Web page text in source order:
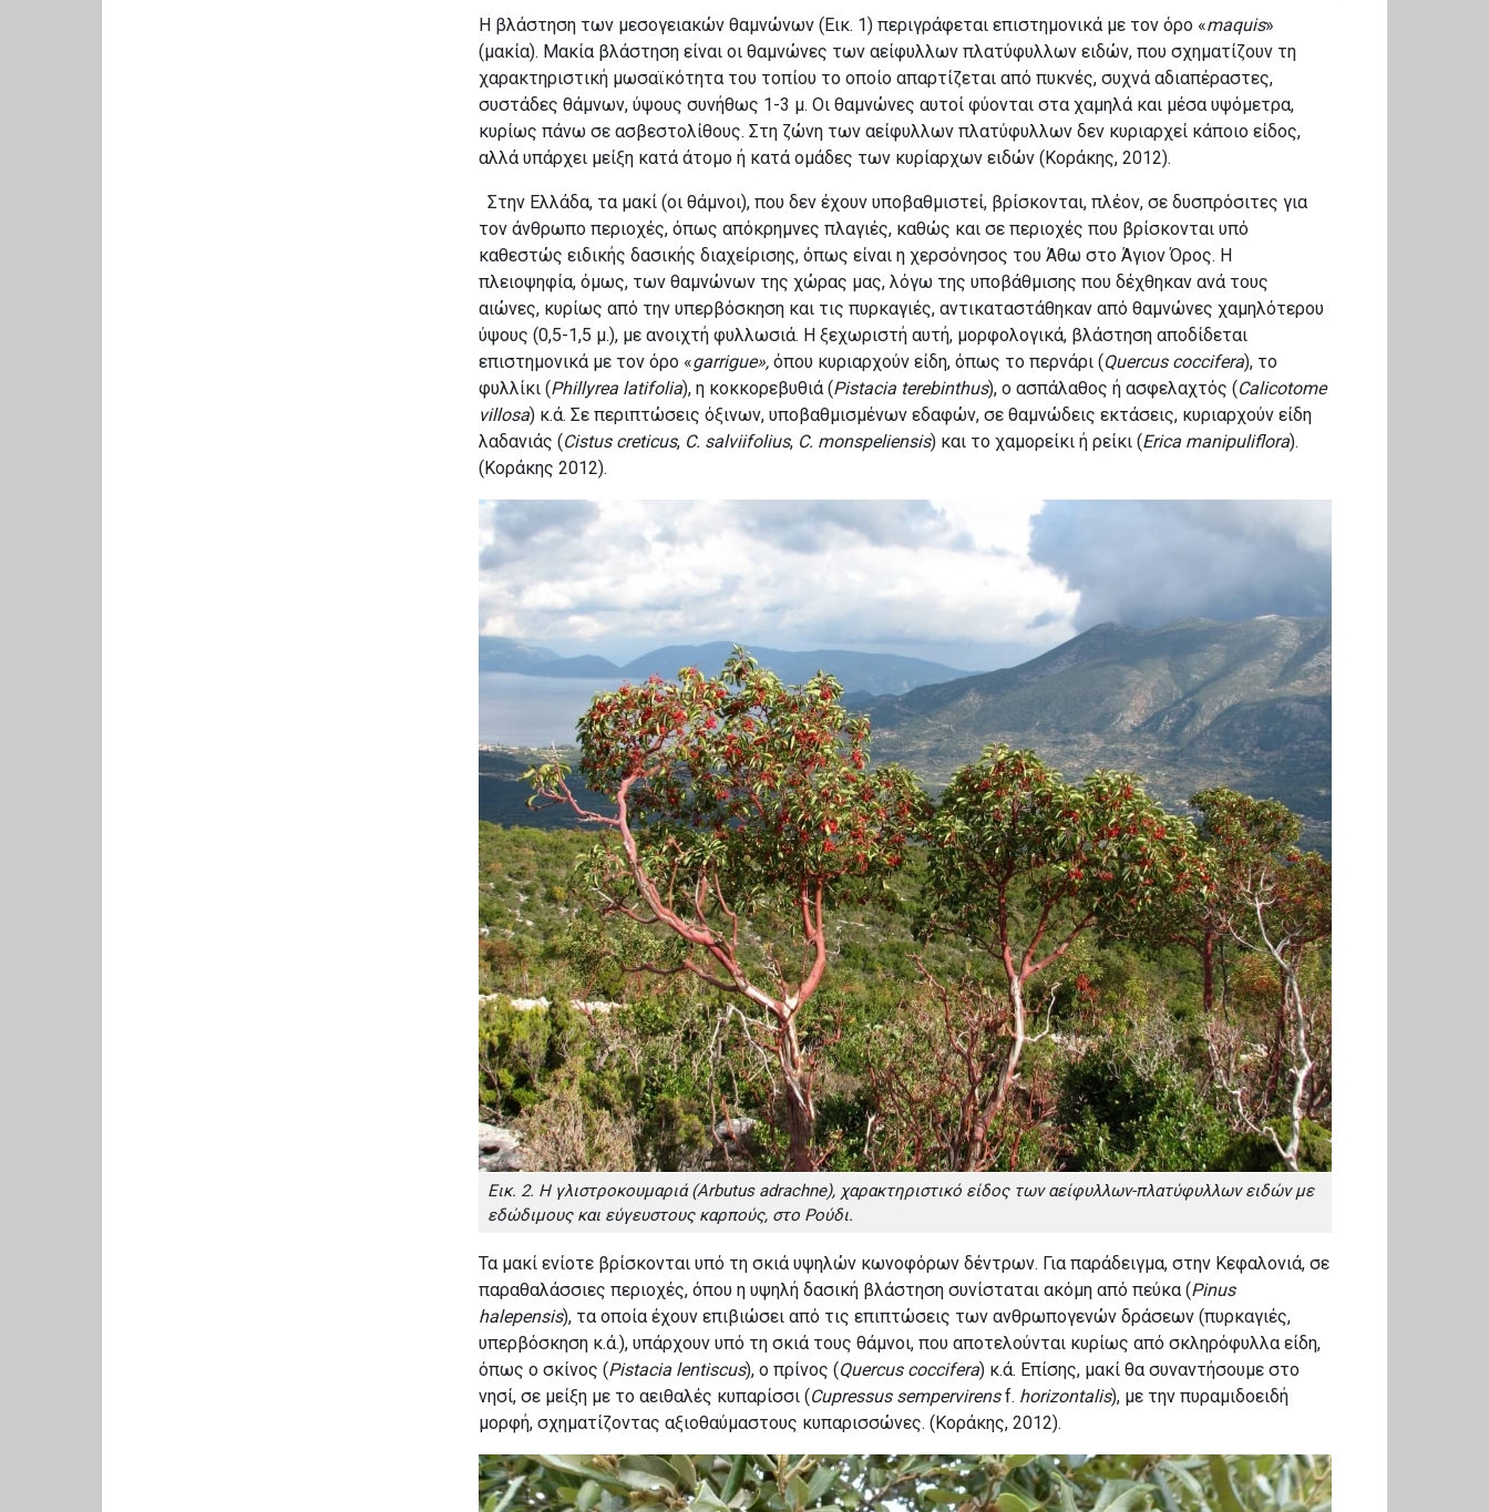
Η βλάστηση των μεσογειακών θαμνώνων (Εικ. 1) περιγράφεται επιστημονικά με τον όρο «maquis»
(μακία). Μακία βλάστηση είναι οι θαμνώνες των αείφυλλων πλατύφυλλων ειδών, που σχηματίζουν τη
χαρακτηριστική μωσαϊκότητα του τοπίου το οποίο απαρτίζεται από πυκνές, συχνά αδιαπέραστες,
συστάδες θάμνων, ύψους συνήθως 1-3 μ. Οι θαμνώνες αυτοί φύονται στα χαμηλά και μέσα υψόμετρα,
κυρίως πάνω σε ασβεστολίθους. Στη ζώνη των αείφυλλων πλατύφυλλων δεν κυριαρχεί κάποιο είδος,
αλλά υπάρχει μείξη κατά άτομο ή κατά ομάδες των κυρίαρχων ειδών (Κοράκης, 2012).
Στην Ελλάδα, τα μακί (οι θάμνοι), που δεν έχουν υποβαθμιστεί, βρίσκονται, πλέον, σε δυσπρόσιτες για
τον άνθρωπο περιοχές, όπως απόκρημνες πλαγιές, καθώς και σε περιοχές που βρίσκονται υπό
καθεστώς ειδικής δασικής διαχείρισης, όπως είναι η χερσόνησος του Άθω στο Άγιον Όρος. Η
πλειοψηφία, όμως, των θαμνώνων της χώρας μας, λόγω της υποβάθμισης που δέχθηκαν ανά τους
αιώνες, κυρίως από την υπερβόσκηση και τις πυρκαγιές, αντικαταστάθηκαν από θαμνώνες χαμηλότερου
ύψους (0,5-1,5 μ.), με ανοιχτή φυλλωσιά. Η ξεχωριστή αυτή, μορφολογικά, βλάστηση αποδίδεται
επιστημονικά με τον όρο «garrigue», όπου κυριαρχούν είδη, όπως το περνάρι (Quercus coccifera), το
φυλλίκι (Phillyrea latifolia), η κοκκορεβυθιά (Pistacia terebinthus), ο ασπάλαθος ή ασφελαχτός (Calicotome
villosa) κ.ά. Σε περιπτώσεις όξινων, υποβαθμισμένων εδαφών, σε θαμνώδεις εκτάσεις, κυριαρχούν είδη
λαδανιάς (Cistus creticus, C. salviifolius, C. monspeliensis) και το χαμορείκι ή ρείκι (Erica manipuliflora).
(Κοράκης 2012).
Εικ. 2. Η γλιστροκουμαριά (Arbutus adrachne), χαρακτηριστικό είδος των αείφυλλων-πλατύφυλλων ειδών με
εδώδιμους και εύγευστους καρπούς, στο Ρούδι.
Τα μακί ενίοτε βρίσκονται υπό τη σκιά υψηλών κωνοφόρων δέντρων. Για παράδειγμα, στην Κεφαλονιά, σε
παραθαλάσσιες περιοχές, όπου η υψηλή δασική βλάστηση συνίσταται ακόμη από πεύκα (Pinus
halepensis), τα οποία έχουν επιβιώσει από τις επιπτώσεις των ανθρωπογενών δράσεων (πυρκαγιές,
υπερβόσκηση κ.ά.), υπάρχουν υπό τη σκιά τους θάμνοι, που αποτελούνται κυρίως από σκληρόφυλλα είδη,
όπως ο σκίνος (Pistacia lentiscus), ο πρίνος (Quercus coccifera) κ.ά. Επίσης, μακί θα συναντήσουμε στο
νησί, σε μείξη με το αειθαλές κυπαρίσσι (Cupressus sempervirensf. horizontalis), με την πυραμιδοειδή
μορφή, σχηματίζοντας αξιοθαύμαστους κυπαρισσώνες. (Κοράκης, 2012).